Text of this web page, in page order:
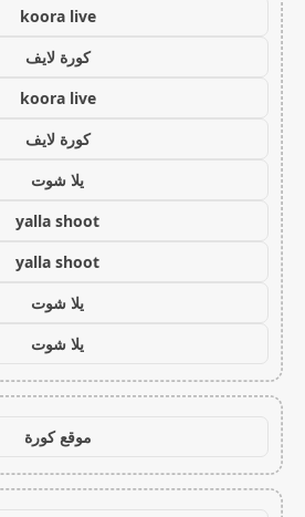
koora live
كورة لايف
koora live
كورة لايف
يلا شوت
yalla shoot
yalla shoot
يلا شوت
يلا شوت
موقع كورة